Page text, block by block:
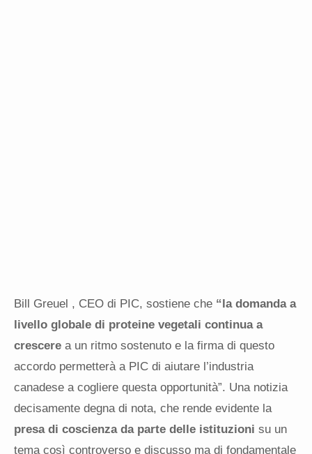
Bill Greuel , CEO di PIC, sostiene che “la domanda a
livello globale di proteine ​​vegetali continua a
crescere a un ritmo sostenuto e la firma di questo
accordo permetterà a PIC di aiutare l’industria
canadese a cogliere questa opportunità”. Una notizia
decisamente degna di nota, che rende evidente la
presa di coscienza da parte delle istituzioni su un
tema così controverso e discusso ma di fondamentale